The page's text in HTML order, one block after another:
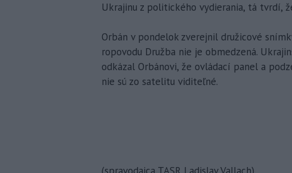
Ukrajinu z politického vydierania, tá tvrdí,
Orbán v pondelok zverejnil družicové
ropovodu Družba nie je obmedzená.
odkázal Orbánovi, že ovládací panel a
nie sú zo satelitu viditeľné.